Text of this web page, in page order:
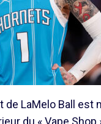
de LaMelo Ball est
du « Vape Shop